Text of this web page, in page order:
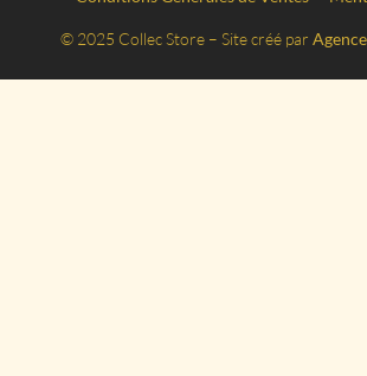
© 2025 Collec Store – Site créé par